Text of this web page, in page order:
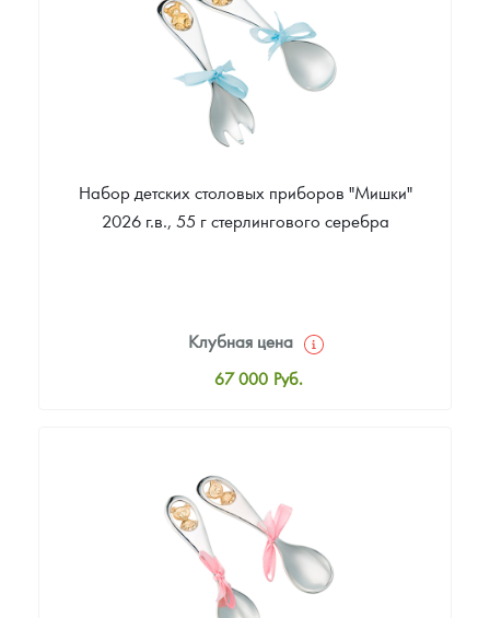
Звоните
Набор детских столовых приборов "Мишки"
2026 г.в., 55 г стерлингового серебра
Клубная цена
67 000 Руб.
Цена выкупа
Звоните